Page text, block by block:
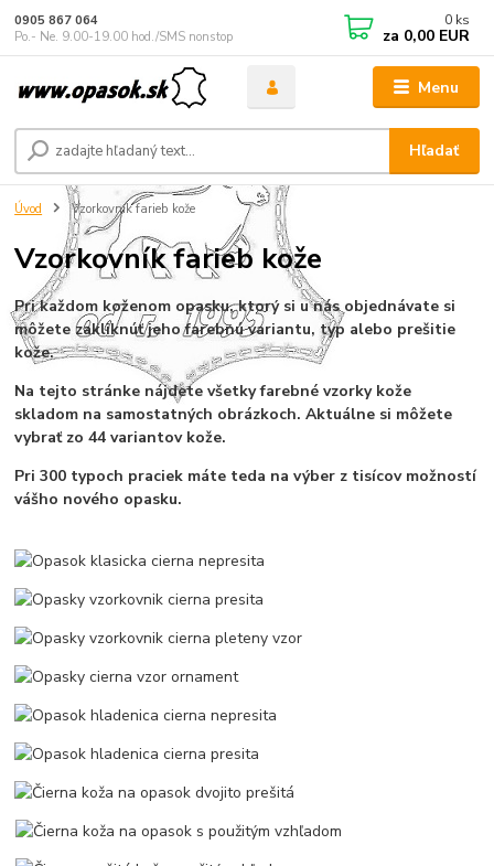
Menu
Hľadať
0905 867 064
Po.- Ne. 9.00-19.00 hod./SMS nonstop
0 ks
za 0,00 EUR
Úvod Vzorkovník farieb kože
Vzorkovník farieb kože
Pri každom koženom opasku, ktorý si u nás objednávate si
môžete zakliknúť jeho farebnú variantu, typ alebo prešitie
kože.
Na tejto stránke nájdete všetky farebné vzorky kože
skladom na samostatných obrázkoch. Aktuálne si môžete
vybrať zo 44 variantov kože.
Pri 300 typoch praciek máte teda na výber z tisícov možností
vášho nového opasku.